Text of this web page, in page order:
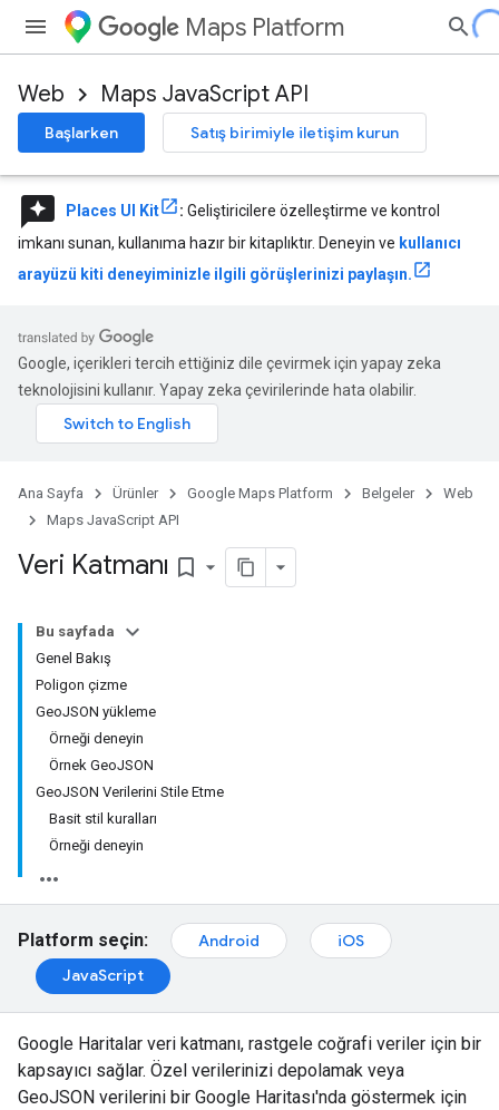
Maps Platform
Web Maps JavaScript API
Başlarken Satış birimiyle iletişim kurun
reviews Places UI Kit : Geliştiricilere özelleştirme ve kontrol
imkanı sunan, kullanıma hazır bir kitaplıktır. Deneyin ve kullanıcı
arayüzü kiti deneyiminizle ilgili görüşlerinizi paylaşın.
Google, içerikleri tercih ettiğiniz dile çevirmek için yapay zeka
teknolojisini kullanır. Yapay zeka çevirilerinde hata olabilir.
Ana Sayfa Ürünler Google Maps Platform Belgeler
Web
Maps JavaScript API
Veri Katmanı bookmark_border
Bu sayfada
Genel Bakış
Poligon çizme
GeoJSON yükleme
Örneği deneyin
Örnek GeoJSON
GeoJSON Verilerini Stile Etme
Basit stil kuralları
Örneği deneyin
Platform seçin: Android
iOS
JavaScript
Google Haritalar veri katmanı, rastgele coğrafi veriler için bir
kapsayıcı sağlar. Özel verilerinizi depolamak veya
GeoJSON verilerini bir Google Haritası'nda göstermek için